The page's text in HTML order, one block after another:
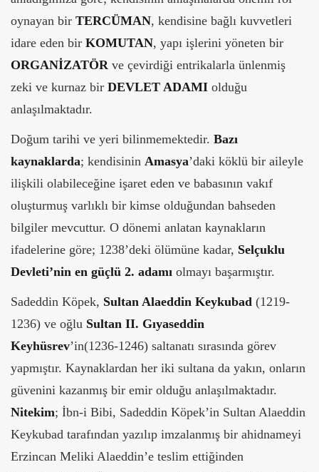
oynayan bir TERCÜMAN, kendisine bağlı kuvvetleri
idare eden bir KOMUTAN, yapı işlerini yöneten bir
ORGANİZATÖRve çevirdiği entrikalarla ünlenmiş
zeki ve kurnaz bir DEVLET ADAMI olduğu
anlaşılmaktadır.
Doğum tarihi ve yeri bilinmemektedir. Bazı
kaynaklarda; kendisinin Amasya’daki köklü bir aileyle
ilişkili olabileceğine işaret eden ve babasının vakıf
oluşturmuş varlıklı bir kimse olduğundan bahseden
bilgiler mevcuttur. O dönemi anlatan kaynakların
ifadelerine göre; 1238’deki ölümüne kadar, Selçuklu
Devleti’nin en güçlü 2. adamı olmayı başarmıştır.
Sadeddin Köpek, Sultan Alaeddin Keykubad (1219-
1236) ve oğlu Sultan II. Gıyaseddin
Keyhüsrev’in(1236-1246) saltanatı sırasında görev
yapmıştır. Kaynaklardan her iki sultana da yakın, onların
güvenini kazanmış bir emir olduğu anlaşılmaktadır.
Nitekim; İbn-i Bibi, Sadeddin Köpek’in Sultan Alaeddin
Keykubad tarafından yazılıp imzalanmış bir ahidnameyi
Erzincan Meliki Alaeddin’e teslim ettiğinden